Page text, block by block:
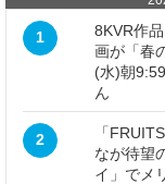
1
8KVR作
画が「春
(水)朝
ん
2
「
なが待望
イ」でメ